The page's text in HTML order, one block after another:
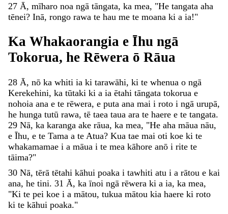
27 Ā, mīharo noa ngā tāngata, ka mea, "He tangata aha
tēnei? Inā, rongo rawa te hau me te moana ki a ia!"
Ka Whakaorangia e Īhu ngā
Tokorua, he Rēwera ō Rāua
28 Ā, nō ka whiti ia ki tarawāhi, ki te whenua o ngā
Kerekehini, ka tūtaki ki a ia ētahi tāngata tokorua e
nohoia ana e te rēwera, e puta ana mai i roto i ngā urupā,
he hunga tutū rawa, tē taea taua ara te haere e te tangata.
29 Nā, ka karanga ake rāua, ka mea, "He aha māua nāu,
e Īhu, e te Tama a te Atua? Kua tae mai oti koe ki te
whakamamae i a māua i te mea kāhore anō i rite te
tāima?"
30 Nā, tērā tētahi kāhui poaka i tawhiti atu i a rātou e kai
ana, he tini. 31 Ā, kaīnoi ngā rēwera ki a ia, ka mea,
"Ki te pei koe i a mātou, tukua mātou kia haere ki roto
ki te kāhui poaka."